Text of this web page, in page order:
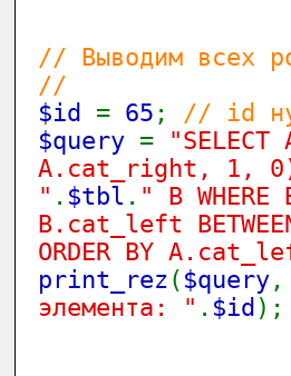
// Выводим всех
//
$id = 65 ; // id
$query =
A.cat_right, 1, 0)
" . $tbl . " B
B.cat_left
ORDER BY
print_rez ( $query
элемента: " . $id );